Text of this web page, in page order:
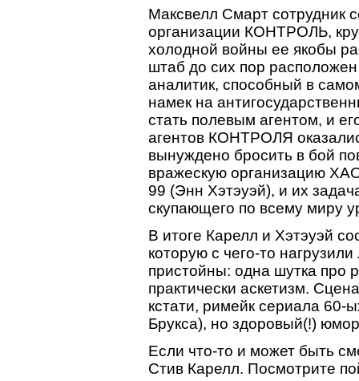
Максвелл Смарт сотрудник
организации КОНТРОЛЬ,
холодной войны ее якобы
штаб до сих пор
аналитик, способный в
намек на
стать полевым агентом, и
агентов КОНТРОЛЯ
вынуждено бросить в бой
вражескую организацию
99 (Энн Хэтэуэй), и их
скупающего по всему миру
В итоге Карелл и Хэтэуэй
которую с чего-то
пристойны: одна шутка про
практически аскетизм.
кстати, римейк сериала 60-
Брукса), но здоровый(!)
Если что-то и может быть
Стив Карелл. Посмотрите